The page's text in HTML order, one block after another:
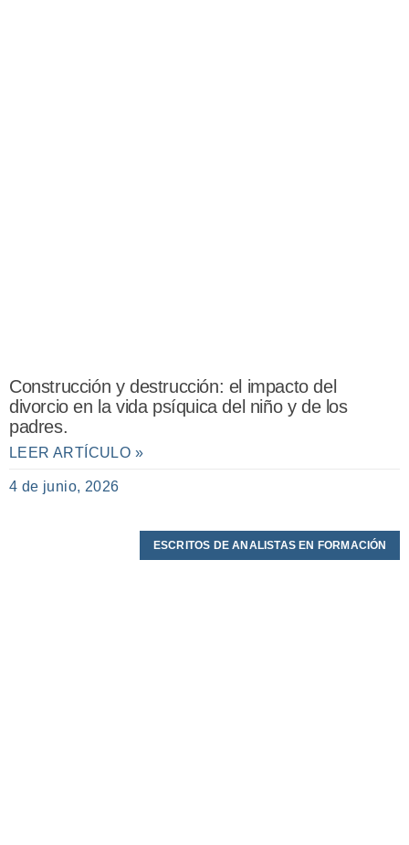
Construcción y destrucción: el impacto del
divorcio en la vida psíquica del niño y de los
padres.
LEER ARTÍCULO »
4 de junio, 2026
ESCRITOS DE ANALISTAS EN FORMACIÓN